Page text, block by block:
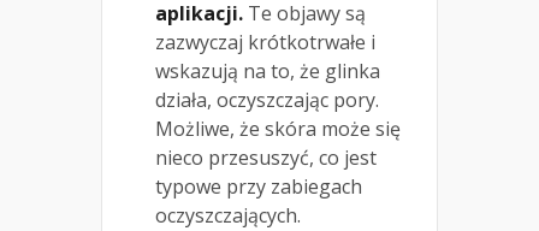
aplikacji. Te objawy są
zazwyczaj krótkotrwałe i
wskazują na to, że glinka
działa, oczyszczając pory.
Możliwe, że skóra może się
nieco przesuszyć, co jest
typowe przy zabiegach
oczyszczających.